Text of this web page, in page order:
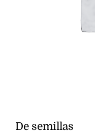
De semillas